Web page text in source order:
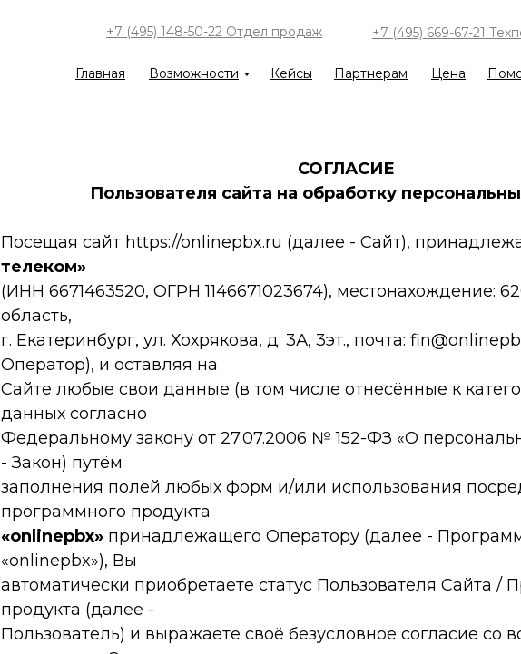
+7 (495) 148-50-22 Отдел продаж
Цена
Партнерам
Кейсы
Возможности
Главная
+7 (495) 669-67-21
СОГЛАСИЕ
Пользователя сайта на обработку
Посещая сайт https://onlinepbx.ru (далее - Сайт),
телеком»
(ИНН 6671463520, ОГРН 1146671023674), местонахождение:
область,
г. Екатеринбург, ул. Хохрякова, д. 3А, 3эт., почта:
Оператор), и оставляя на
Сайте любые свои данные (в том числе отнесённые к
данных согласно
Федеральному закону от 27.07.2006 № 152-ФЗ «О
- Закон) путём
заполнения полей любых форм и/или использования
программного продукта
«onlinepbx» принадлежащего Оператору (далее -
«onlinepbx»), Вы
автоматически приобретаете статус Пользователя Сайта /
продукта (далее -
Пользователь) и выражаете своё безусловное согласие со